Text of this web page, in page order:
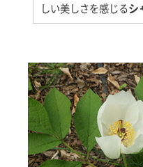
しい美しさを感じるシ